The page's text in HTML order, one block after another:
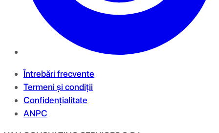
Întrebări frecvente
Termeni și condiții
Confidențialitate
ANPC